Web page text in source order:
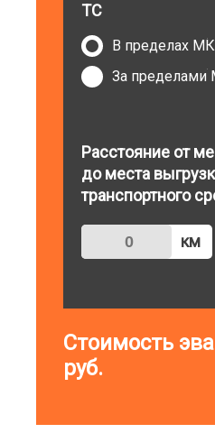
ТС
В пределах
За
Расстояние от
до места
транспортного
км
Стоимость
руб.